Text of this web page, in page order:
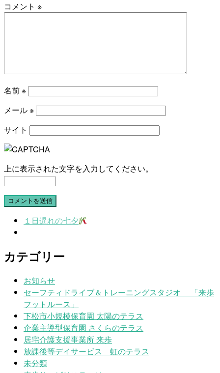
コメント ※
名前※
メール※
サイト
上に表示された文字を入力してください。
１日遅れの七夕
カテゴリー
お知らせ
セーフティドライブ＆トレーニングスタジオ 「来歩
フットルース」
下松市小規模保育園 太陽のテラス
企業主導型保育園 さくらのテラス
居宅介護支援事業所 来歩
放課後等デイサービス 虹のテラス
未分類